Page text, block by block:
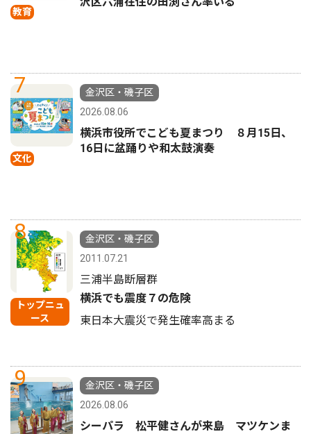
教育
7
文化
金沢区・磯子区
2026.08.06
横浜市役所でこども夏まつり ８月15日、
16日に盆踊りや和太鼓演奏
8
トップニュ
ース
金沢区・磯子区
2011.07.21
三浦半島断層群
横浜でも震度７の危険
東日本大震災で発生確率高まる
9
金沢区・磯子区
2026.08.06
シーパラ 松平健さんが来島 マツケンま